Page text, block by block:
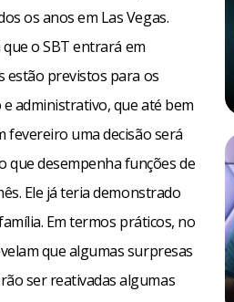
os anos em Las Vegas.
o SBT entrará em
estão previstos para os
administrativo, que até bem
fevereiro uma decisão será
que desempenha funções de
Ele já teria demonstrado
Em termos práticos, no
que algumas surpresas
ser reativadas algumas